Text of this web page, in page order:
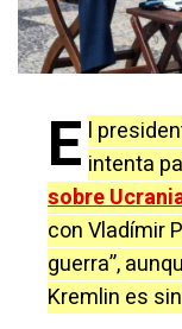
E l
intenta
sobre
con Vladímir
guerra”,
Kremlin es